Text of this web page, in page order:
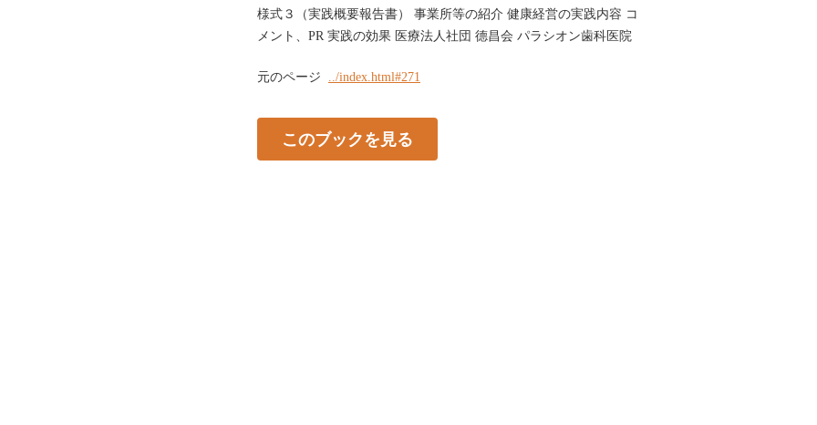
様式３（実践概要報告書） 事業所等の紹介 健康経営の実践内容 コ
メント、PR 実践の効果 医療法人社団 德昌会 パラシオン歯科医院
元のページ ../index.html#271
このブックを見る